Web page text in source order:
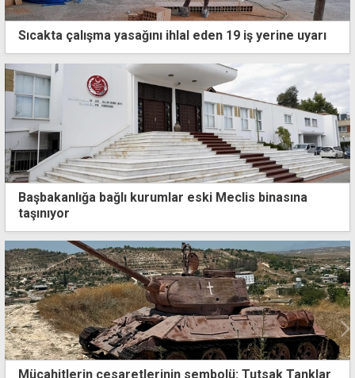
Sıcakta çalışma yasağını ihlal eden 19 iş yerine uyarı
Başbakanlığa bağlı kurumlar eski Meclis binasına
taşınıyor
Türkiye'den Guterres'in Kıbrıs girişimine destek